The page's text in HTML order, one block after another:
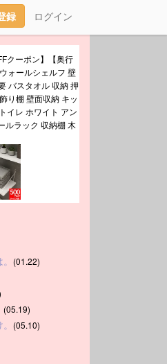
録 ログイン
クーポン】【奥行
ォールシェルフ 壁
バスタオル 収納 押
り棚 壁面収納 キッ
イレ ホワイト アン
ルラック 収納棚 木
(01.22)
(05.19)
(05.10)